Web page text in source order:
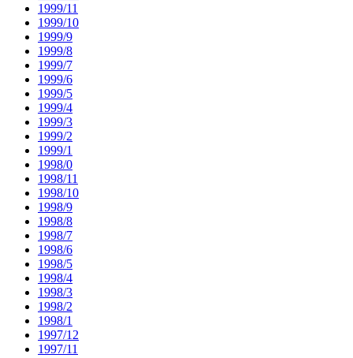
1999/11
1999/10
1999/9
1999/8
1999/7
1999/6
1999/5
1999/4
1999/3
1999/2
1999/1
1998/0
1998/11
1998/10
1998/9
1998/8
1998/7
1998/6
1998/5
1998/4
1998/3
1998/2
1998/1
1997/12
1997/11